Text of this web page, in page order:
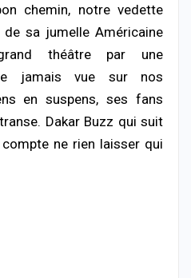
chemin, notre vedette
de sa jumelle Américaine
théâtre par une
jamais vue sur nos
en suspens, ses fans
Dakar Buzz qui suit
ne rien laisser qui